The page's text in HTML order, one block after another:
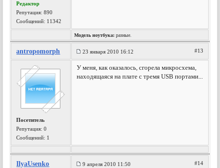
Редактор
Репутация:890
Сообщений: 11342
Модель ноутбука: разные.
antropomorph 23 января 2010 16:12 #13
Посетитель
Репутация:0
Сообщений: 1
У меня, как оказалось, сгорела микросхема,
находящаяся на плате с тремя USB портами...
IlyaUsenko 9 апреля 2010 11:50 #14